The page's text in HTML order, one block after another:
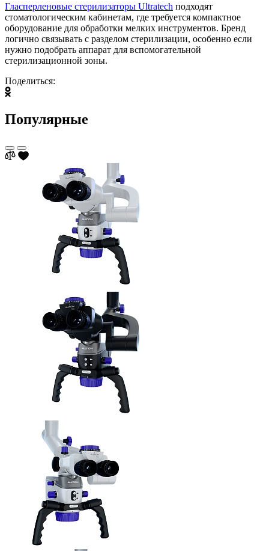
Гласперленовые стерилизаторы Ultratech подходят
стоматологическим кабинетам, где требуется компактное
оборудование для обработки мелких инструментов. Бренд
логично связывать с разделом стерилизации, особенно если
нужно подобрать аппарат для вспомогательной
стерилизационной зоны.
Поделиться:
Популярные